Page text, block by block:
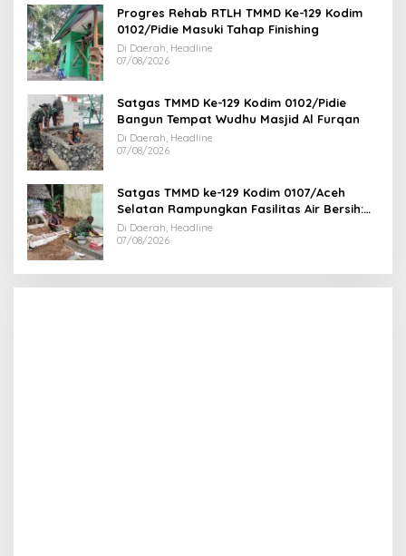
Progres Rehab RTLH TMMD Ke-129 Kodim
0102/Pidie Masuki Tahap Finishing
Di Daerah, Headline
07/08/2026
Satgas TMMD Ke-129 Kodim 0102/Pidie
Bangun Tempat Wudhu Masjid Al Furqan
Di Daerah, Headline
07/08/2026
Satgas TMMD ke-129 Kodim 0107/Aceh
Selatan Rampungkan Fasilitas Air Bersih:
Tapak Tower Mulai Dipasang
Di Daerah, Headline
07/08/2026